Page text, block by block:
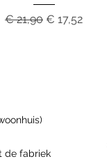
Normale prijs
€ 21,90 Verkoopprijs
€ 17,52
de fabriek